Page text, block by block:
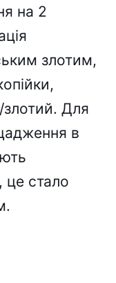
на 2
злотим,
злотий. Для
в
це стало